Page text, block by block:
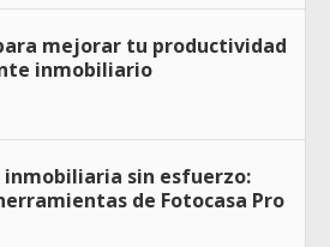
mejorar tu productividad
inmobiliario
inmobiliaria sin esfuerzo:
de Fotocasa Pro